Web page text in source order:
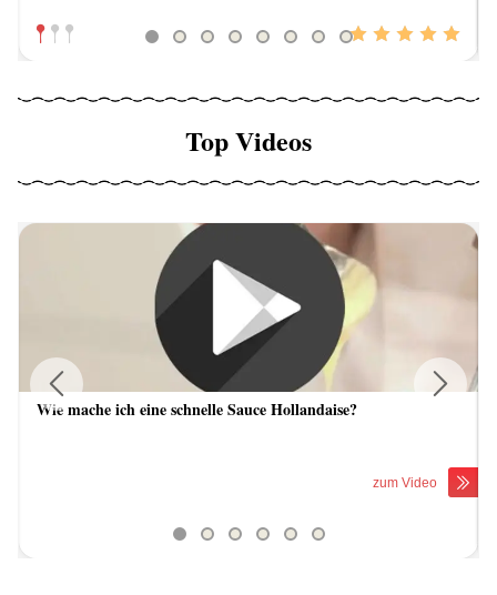
Top Videos
Wie mache ich eine schnelle Sauce Hollandaise?
zum Video
Previous